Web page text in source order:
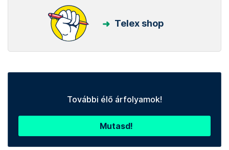
Telex shop
További élő árfolyamok!
Mutasd!